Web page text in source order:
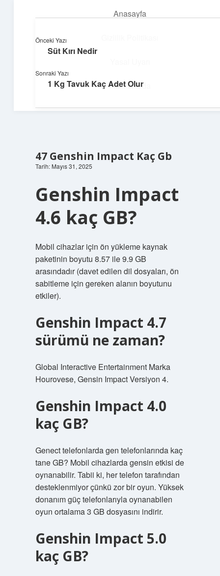
Anasayfa
Hakkımızda
Hayatını kolaylaştıran zekice fikirler!
47 Genshin Impact Kaç Gb
Tarih: Mayıs 31, 2025
Genshin Impact
4.6 kaç GB?
Mobil cihazlar için ön yükleme kaynak
paketinin boyutu 8.57 ile 9.9 GB
arasındadır (davet edilen dil dosyaları, ön
sabitleme için gereken alanın boyutunu
etkiler).
Genshin Impact 4.7
sürümü ne zaman?
Global Interactive Entertainment Marka
Hourovese, Gensin Impact Versiyon 4.
Genshin Impact 4.0
kaç GB?
Genect telefonlarda gen telefonlarında kaç
tane GB? Mobil cihazlarda gensin etkisi de
oynanabilir. Tabii ki, her telefon tarafından
desteklenmiyor çünkü zor bir oyun. Yüksek
donanım güç telefonlarıyla oynanabilen
oyun ortalama 3 GB dosyasını indirir.
Genshin Impact 5.0
kaç GB?
Önceki Yazı
Süt Kırı Nedir
Sonraki Yazı
1 Kg Tavuk Kaç Adet Olur